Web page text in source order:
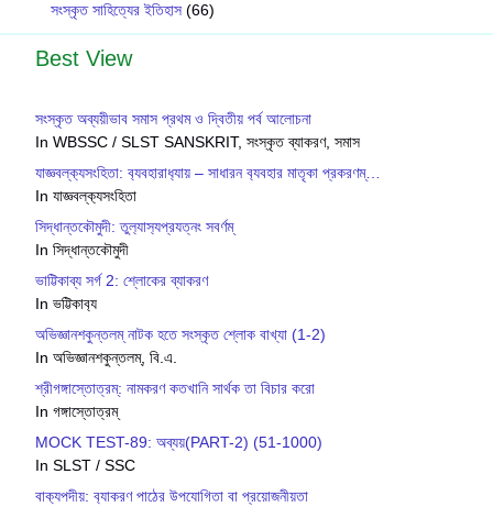
সংস্কৃত সাহিত্যের ইতিহাস (66)
Best View
সংস্কৃত অব্যয়ীভাব সমাস প্রথম ও দ্বিতীয় পর্ব আলোচনা
In WBSSC / SLST SANSKRIT, সংস্কৃত ব্যাকরণ, সমাস
যাজ্ঞবল্ক‍্যসংহিতা: ব‍্যবহারাধ‍্যায় – সাধারন ব‍্যবহার মাতৃকা প্রকরণম্…
In যাজ্ঞবল্ক‍্যসংহিতা
সিদ্ধান্তকৌমুদী: তুল‍্যাস‍্যপ্রযত্নং সবর্ণম্
In সিদ্ধান্তকৌমুদী
ভাট্টিকাব্য সর্গ 2: শ্লোকের ব্যাকরণ
In ভট্টিকাব‍্য
অভিজ্ঞানশকুন্তলম্ নাটক হতে সংস্কৃত শ্লোক বাখ্যা (1-2)
In অভিজ্ঞানশকুন্তলম্, বি.এ.
শ্রীগঙ্গাস্তোত্রম্: নামকরণ কতখানি সার্থক তা বিচার করো
In গঙ্গাস্তোত্রম্
MOCK TEST-89: অব্যয়(PART-2) (51-1000)
In SLST / SSC
বাক‍্যপদীয়: ব‍্যাকরণ পাঠের উপযোগিতা বা প্রয়োজনীয়তা